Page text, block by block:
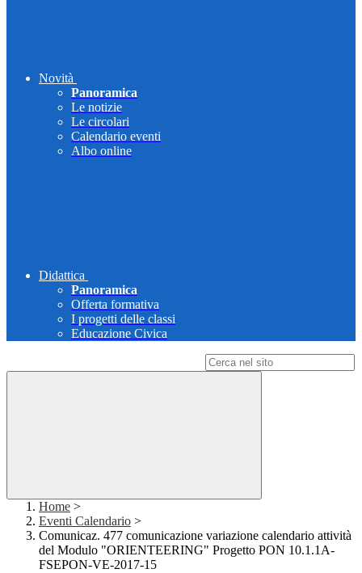
Novità
Panoramica
Le notizie
Le circolari
Calendario eventi
Albo online
Didattica
Panoramica
Offerta formativa
I progetti delle classi
Educazione Civica
Home >
Eventi Calendario >
Comunicaz. 477 comunicazione variazione calendario attività
del Modulo "ORIENTEERING" Progetto PON 10.1.1A-
FSEPON-VE-2017-15